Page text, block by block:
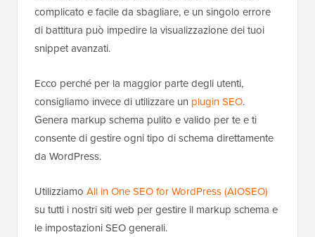
complicato e facile da sbagliare, e un singolo errore
di battitura può impedire la visualizzazione dei tuoi
snippet avanzati.
Ecco perché per la maggior parte degli utenti,
consigliamo invece di utilizzare un plugin SEO.
Genera markup schema pulito e valido per te e ti
consente di gestire ogni tipo di schema direttamente
da WordPress.
Utilizziamo All in One SEO for WordPress (AIOSEO)
su tutti i nostri siti web per gestire il markup schema e
le impostazioni SEO generali.